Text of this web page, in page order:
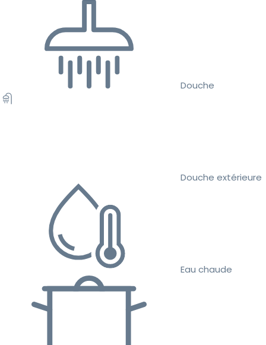
Douche
Douche extérieure
Eau chaude